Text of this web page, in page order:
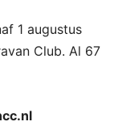
1 augustus
Club. Al 67